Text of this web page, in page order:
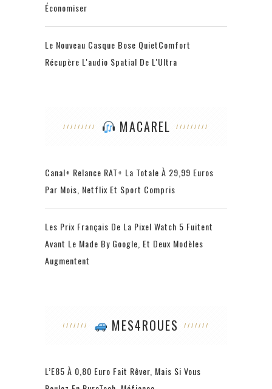
Économiser
Le Nouveau Casque Bose QuietComfort
Récupère L'audio Spatial De L'Ultra
MACAREL
Canal+ Relance RAT+ La Totale À 29,99 Euros
Par Mois, Netflix Et Sport Compris
Les Prix Français De La Pixel Watch 5 Fuitent
Avant Le Made By Google, Et Deux Modèles
Augmentent
MES4ROUES
L’E85 À 0,80 Euro Fait Rêver, Mais Si Vous